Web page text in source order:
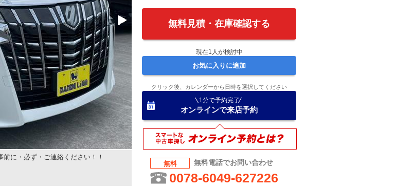
に・必ず・ご連絡ください！！
無料見積・在庫確認する
現在1 人が検討中
お気に入りに追加
クリック後、カレンダーから日時を選択してください
1分で予約完了
オンラインで来店予約
無料 無料電話でお問い合わせ
0078-6049-627226